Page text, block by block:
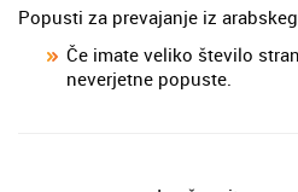
Popusti za prevajanje iz
Če imate veliko število
neverjetne popuste.